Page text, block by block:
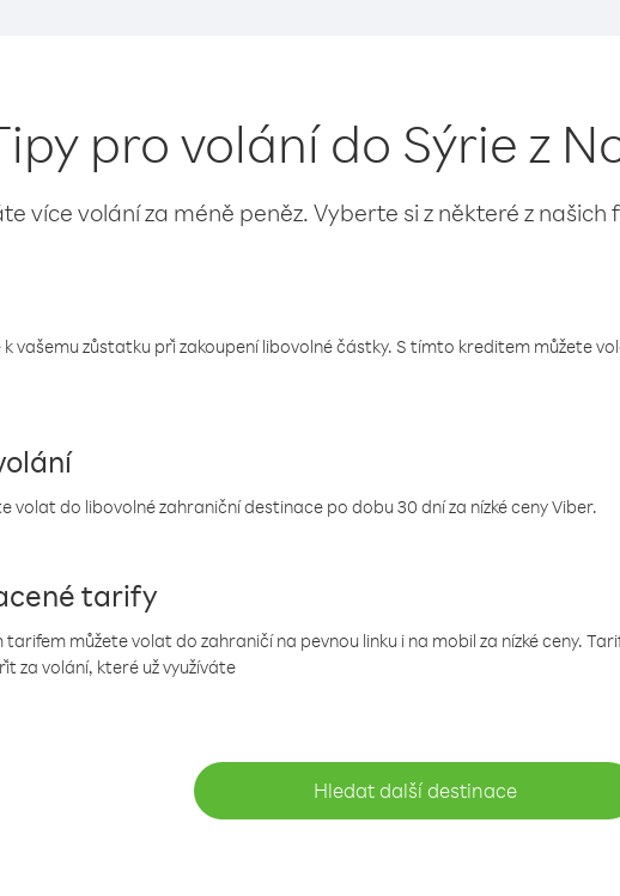
pro volání do Sýrie z
více volání za méně peněz. Vyberte si z některé z
vašemu zůstatku při zakoupení libovolné částky. S tímto kreditem můžete
volat do libovolné zahraniční destinace po dobu 30 dní za nízké ceny Viber.
tarify
můžete volat do zahraničí na pevnou linku i na mobil za nízké ceny.
za volání, které už využíváte
Hledat další destinace